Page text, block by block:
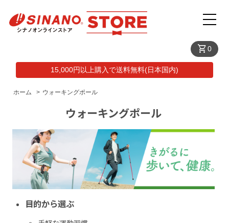
shopping_cart0
15,000円以上購入で送料無料(日本国内)
ホーム > ウォーキングポール
ウォーキングポール
目的から選ぶ